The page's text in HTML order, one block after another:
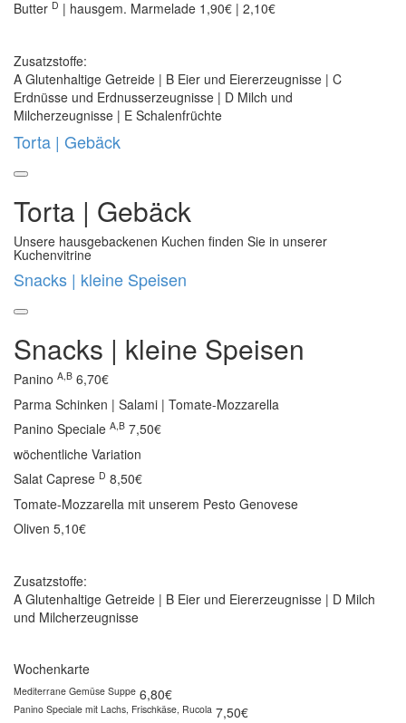
Butter D | hausgem. Marmelade 1,90€ | 2,10€
Zusatzstoffe:
A Glutenhaltige Getreide | B Eier und Eiererzeugnisse | C
Erdnüsse und Erdnusserzeugnisse | D Milch und
Milcherzeugnisse | E Schalenfrüchte
Torta | Gebäck
Torta | Gebäck
Unsere hausgebackenen Kuchen finden Sie in unserer
Kuchenvitrine
Snacks | kleine Speisen
Snacks | kleine Speisen
Panino A,B 6,70€
Parma Schinken | Salami | Tomate-Mozzarella
Panino Speciale A,B 7,50€
wöchentliche Variation
Salat Caprese D 8,50€
Tomate-Mozzarella mit unserem Pesto Genovese
Oliven 5,10€
Zusatzstoffe:
A Glutenhaltige Getreide | B Eier und Eiererzeugnisse | D Milch
und Milcherzeugnisse
Wochenkarte
Mediterrane Gemüse Suppe 6,80€
Panino Speciale mit Lachs, Frischkäse, Rucola 7,50€